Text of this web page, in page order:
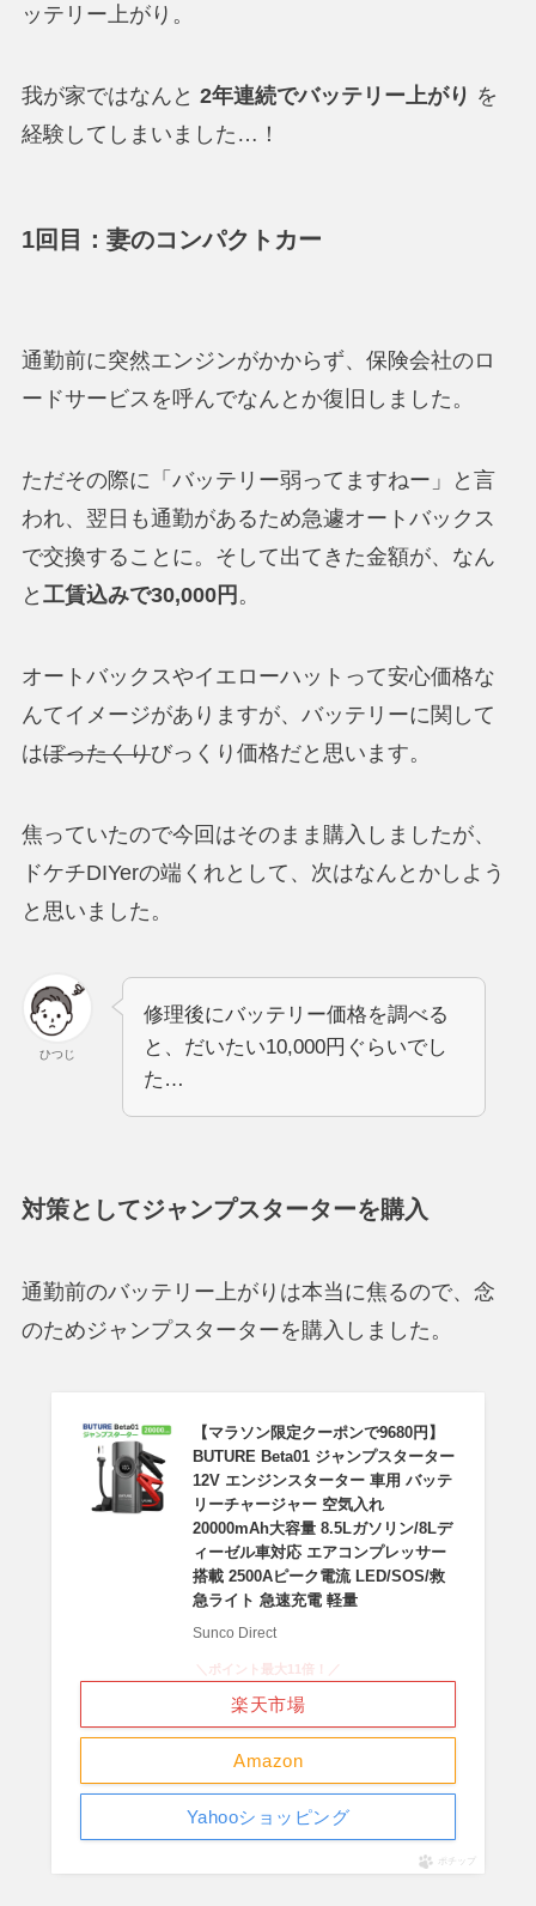
ッテリー上がり。
我が家ではなんと 2年連続でバッテリー上がり を
経験してしまいました…！
1回目：妻のコンパクトカー
通勤前に突然エンジンがかからず、保険会社のロ
ードサービスを呼んでなんとか復旧しました。
ただその際に「バッテリー弱ってますねー」と言
われ、翌日も通勤があるため急遽オートバックス
で交換することに。そして出てきた金額が、なん
と 工賃込みで30,000円 。
オートバックスやイエローハットって安心価格な
んてイメージがありますが、バッテリーに関して
はぼったくりびっくり価格だと思います。
焦っていたので今回はそのまま購入しましたが、
ドケチDIYerの端くれとして、次はなんとかしよう
と思いました。
ひつじ
修理後にバッテリー価格を調べる
と、だいたい10,000円ぐらいでし
た…
対策としてジャンプスターターを購入
通勤前のバッテリー上がりは本当に焦るので、念
のためジャンプスターターを購入しました。
【マラソン限定クーポンで9680円】
BUTURE Beta01 ジャンプスターター
12V エンジンスターター 車用 バッテ
リーチャージャー 空気入れ
20000mAh大容量 8.5Lガソリン/8Lデ
ィーゼル車対応 エアコンプレッサー
搭載 2500Aピーク電流 LED/SOS/救
急ライト 急速充電 軽量
Sunco Direct
Amazon
＼ポイント最大11倍！／
楽天市場
Yahooショッピング
ポチップ